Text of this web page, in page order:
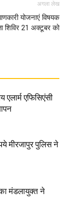
अगला लेख
योजनाएं विषयक
शिविर 21 अक्टूबर को
एफिसिएंसी
मीरजापुर पुलिस ने
का मंडलायुक्त ने